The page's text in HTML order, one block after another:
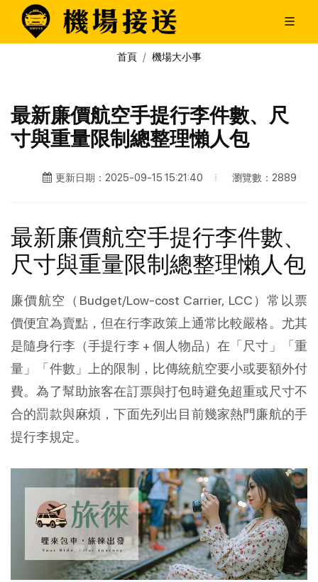
首頁 機場大小事
最新廉價航空手提行李件數、尺
寸與重量限制總整理懶人包
更新日期：2025-09-15 15:21:40 瀏覽數：2889
最新廉價航空手提行李件數、
尺寸與重量限制總整理懶人包
廉價航空（Budget/Low-cost Carrier, LCC）常以票
價便宜為賣點，但在行李政策上通常比較嚴格。尤其
是隨身行李（手提行李 + 個人物品）在「尺寸」「重
量」「件數」上的限制，比傳統航空要小或要額外付
費。為了幫助旅客在訂票與打包時避免超重或尺寸不
合的罰款與麻煩，下面先列出目前幾家熱門廉航的手
提行李規定。